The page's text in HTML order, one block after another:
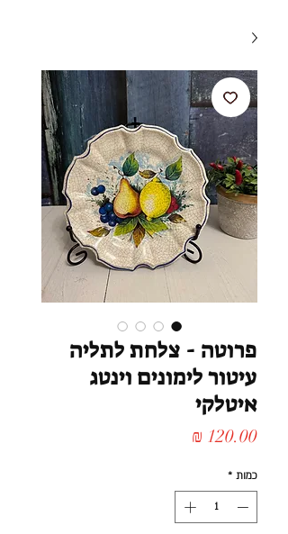
פרוטה - צלחת לתליה
עיטור לימונים וינטג
איטלקי
כמות *